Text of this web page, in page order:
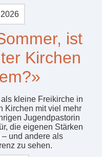
ist
Kirchen
kleine Freikirche in
Kirchen mit viel mehr
Jugendpastorin
die eigenen Stärken
und andere als
zu sehen.